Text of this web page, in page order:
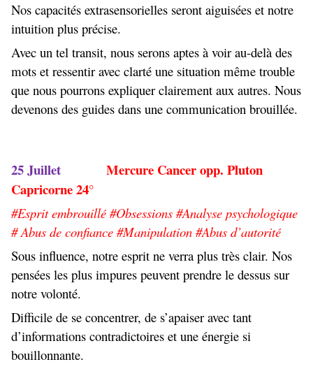
Nos capacités extrasensorielles seront aiguisées et notre
intuition plus précise.
Avec un tel transit, nous serons aptes à voir au-delà des
mots et ressentir avec clarté une situation même trouble
que nous pourrons expliquer clairement aux autres. Nous
devenons des guides dans une communication brouillée.
25 Juillet Mercure Cancer opp. Pluton
Capricorne 24°
#Esprit embrouillé #Obsessions #Analyse psychologique
# Abus de confiance #Manipulation #Abus d’autorité
Sous influence, notre esprit ne verra plus très clair. Nos
pensées les plus impures peuvent prendre le dessus sur
notre volonté.
Difficile de se concentrer, de s’apaiser avec tant
d’informations contradictoires et une énergie si
bouillonnante.